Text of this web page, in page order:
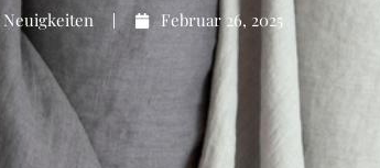
Februar 26, 2025